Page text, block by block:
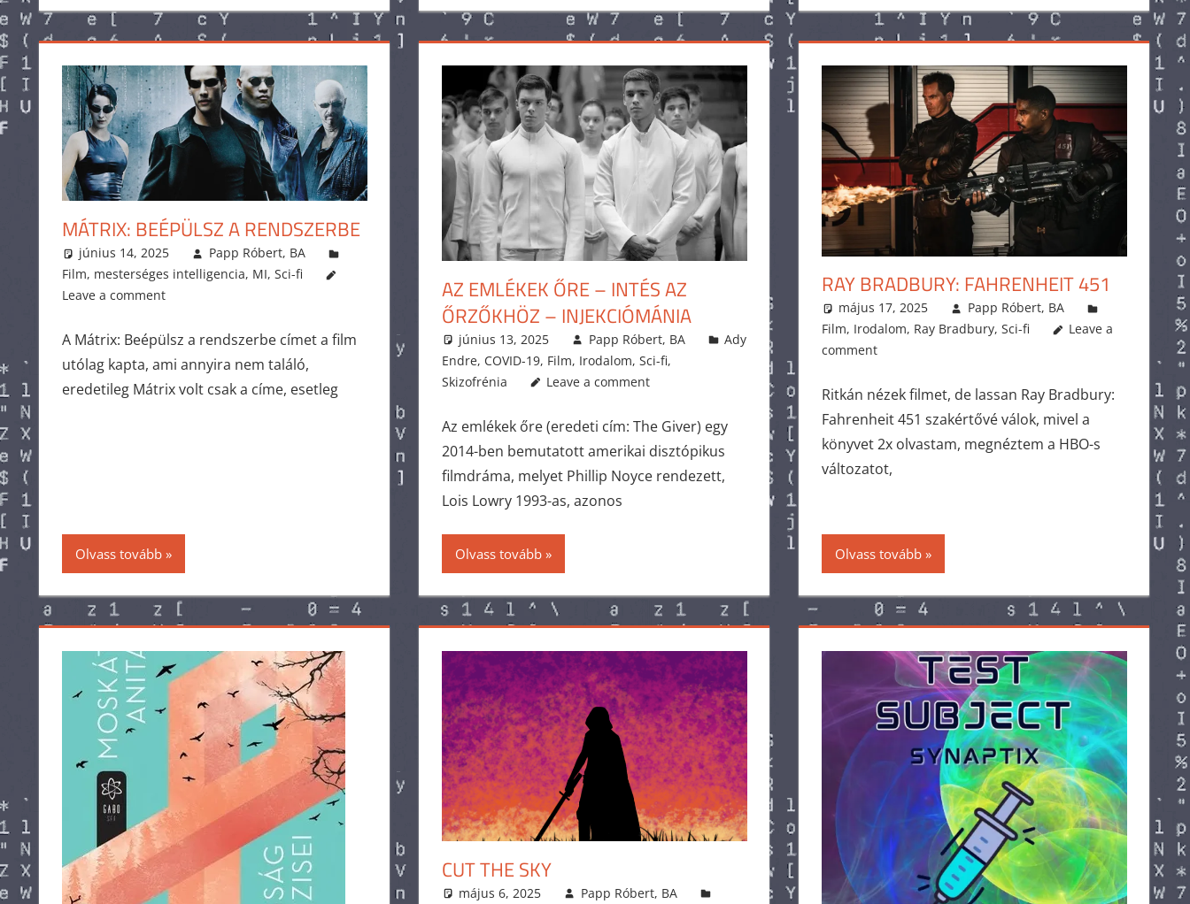
MÁTRIX: BEÉPÜLSZ A RENDSZERBE
június 14, 2025
Papp Róbert, BA
Film, mesterséges intelligencia, MI, Sci-fi
Leave a comment
A Mátrix: Beépülsz a rendszerbe címet a film
utólag kapta, ami annyira nem találó,
eredetileg Mátrix volt csak a címe, esetleg
Olvass tovább
AZ EMLÉKEK ŐRE – INTÉS AZ
ŐRZŐKHÖZ – INJEKCIÓMÁNIA
június 13, 2025 Papp Róbert, BA
Ady
Endre, COVID-19, Film, Irodalom, Sci-fi,
Skizofrénia
Leave a comment
Az emlékek őre (eredeti cím: The Giver) egy
2014-ben bemutatott amerikai disztópikus
filmdráma, melyet Phillip Noyce rendezett,
Lois Lowry 1993-as, azonos
Olvass tovább
RAY BRADBURY: FAHRENHEIT 451
május 17, 2025
Papp Róbert, BA
Film, Irodalom, Ray Bradbury, Sci-fi
Leave a
comment
Ritkán nézek filmet, de lassan Ray Bradbury:
Fahrenheit 451 szakértővé válok, mivel a
könyvet 2x olvastam, megnéztem a HBO-s
változatot,
Olvass tovább
CUT THE SKY
május 6, 2025
Papp Róbert, BA